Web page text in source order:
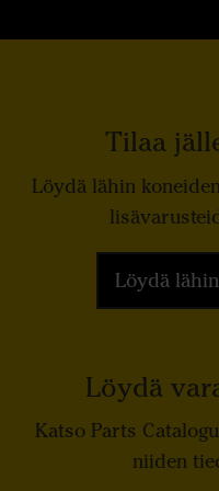
Tilaa
Löydä lähin
Löydä
Löydä
Katso Parts
niiden